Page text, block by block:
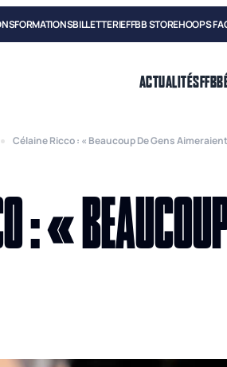
FORMATIONSBILLETTERIEFFBB STOREHOOPS
ACTUALITÉSFFBB
Célaine Ricco : « Beaucoup De Gens
: «